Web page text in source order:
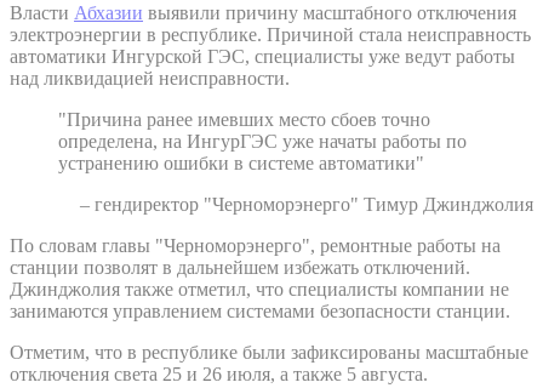
Власти Абхазии выявили причину масштабного отключения
электроэнергии в республике. Причиной стала неисправность
автоматики Ингурской ГЭС, специалисты уже ведут работы
над ликвидацией неисправности.
"Причина ранее имевших место сбоев точно
определена, на ИнгурГЭС уже начаты работы по
устранению ошибки в системе автоматики"
– гендиректор "Черноморэнерго" Тимур Джинджолия
По словам главы "Черноморэнерго", ремонтные работы на
станции позволят в дальнейшем избежать отключений.
Джинджолия также отметил, что специалисты компании не
занимаются управлением системами безопасности станции.
Отметим, что в республике были зафиксированы масштабные
отключения света 25 и 26 июля, а также 5 августа.